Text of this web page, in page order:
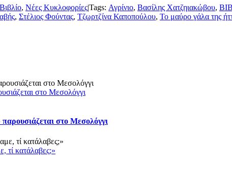
Βιβλίο, Νέες Κυκλοφορίες|Tags: Αγρίνιο, Βασίλης Χατζηιακώβου,
, Στέλιος Φούντας, Τζωρτζίνα Καποπούλου, Το μαύρο γάλα της
στο Μεσολόγγι
στο Μεσολόγγι
τί κατάλαβες;»